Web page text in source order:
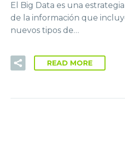
El Big Data es una
de la información que
nuevos tipos de…
READ MORE